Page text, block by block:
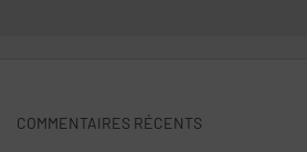
COMMENTAIRES RÉCENTS